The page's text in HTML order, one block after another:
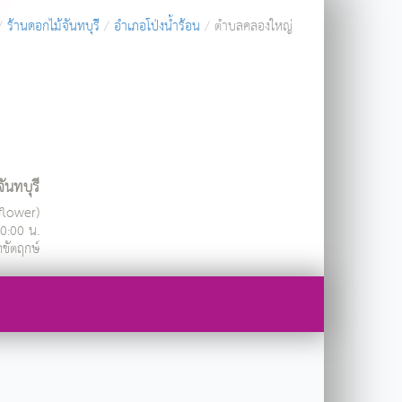
ร้านดอกไม้จันทบุรี อำเภอโป่งน้ำร้อน ตำบลคลองใหญ่
นทบุรี
น.
ตฤกษ์